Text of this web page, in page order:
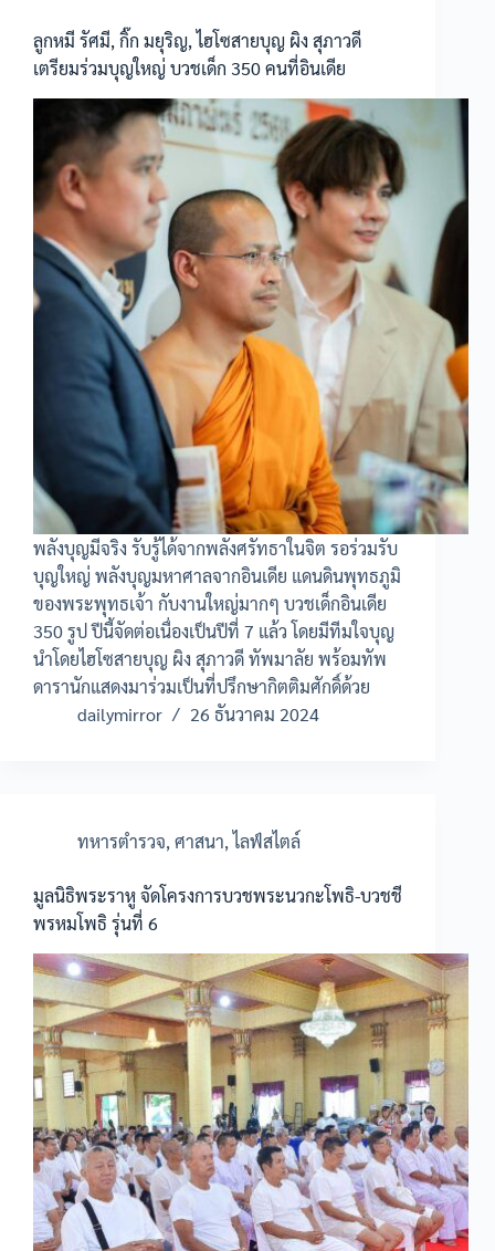
ลูกหมี รัศมี, กิ๊ก มยุริญ, ไฮโซสายบุญ ผิง สุภาวดี
เตรียมร่วมบุญใหญ่ บวชเด็ก 350 คนที่อินเดีย
พลังบุญมีจริง รับรู้ได้จากพลังศรัทธาในจิต รอร่วมรับ
บุญใหญ่ พลังบุญมหาศาลจากอินเดีย แดนดินพุทธภูมิ
ของพระพุทธเจ้า กับงานใหญ่มากๆ บวชเด็กอินเดีย
350 รูป ปีนี้จัดต่อเนื่องเป็นปีที่ 7 แล้ว โดยมีทีมใจบุญ
นำโดยไฮโซสายบุญ ผิง สุภาวดี ทัพมาลัย พร้อมทัพ
ดารานักแสดงมาร่วมเป็นที่ปรึกษากิตติมศักดิ์ด้วย
dailymirror
26 ธันวาคม 2024
ทหารตำรวจ,ศาสนา,ไลฟ์สไตล์
มูลนิธิพระราหู จัดโครงการบวชพระนวกะโพธิ-บวชชี
พรหมโพธิ รุ่นที่ 6